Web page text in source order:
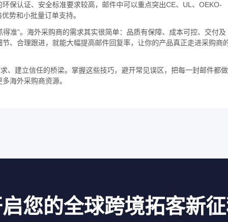
保认证、安全标准要求较高，邮件中可以重点突出CE、UL、OEKO-
势和小批量订单支持。
准”。海外采购商的需求其实很简单：品质有保障、成本可控、交付及
、合理跟进，就能大幅提高邮件回复率，让你的产品真正走进采购商
、建立信任的桥梁。掌握这些技巧，避开常见误区，把每一封邮件都做
海外采购商资源。
您的全球跨境拓客新